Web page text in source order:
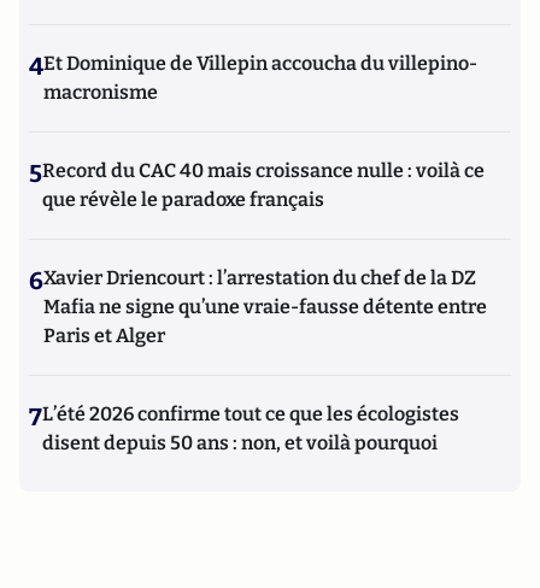
4Et Dominique de Villepin accoucha du villepino-
macronisme
5Record du CAC 40 mais croissance nulle : voilà ce
que révèle le paradoxe français
6Xavier Driencourt : l’arrestation du chef de la DZ
Mafia ne signe qu’une vraie-fausse détente entre
Paris et Alger
7L’été 2026 confirme tout ce que les écologistes
disent depuis 50 ans : non, et voilà pourquoi